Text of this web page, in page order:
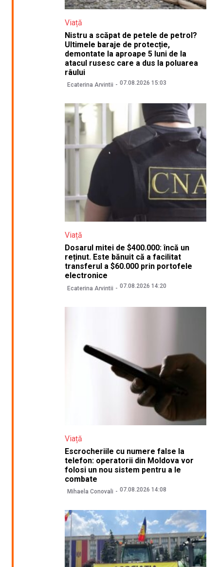
Viață
Nistru a scăpat de petele de petrol?
Ultimele baraje de protecție,
demontate la aproape 5 luni de la
atacul rusesc care a dus la poluarea
râului
Ecaterina Arvintii 07.08.2026 15:03
Viață
Dosarul mitei de $400.000: încă un
reținut. Este bănuit că a facilitat
transferul a $60.000 prin portofele
electronice
Ecaterina Arvintii 07.08.2026 14:20
Viață
Escrocheriile cu numere false la
telefon: operatorii din Moldova vor
folosi un nou sistem pentru a le
combate
Mihaela Conovali 07.08.2026 14:08